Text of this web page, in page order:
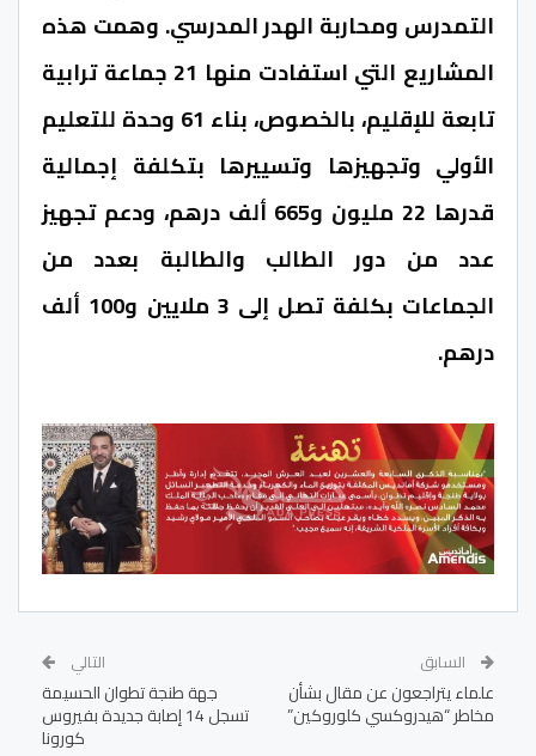
التمدرس ومحاربة الهدر المدرسي. وهمت هذه
المشاريع التي استفادت منها 21 جماعة ترابية
تابعة للإقليم، بالخصوص، بناء 61 وحدة للتعليم
الأولي وتجهيزها وتسييرها بتكلفة إجمالية
قدرها 22 مليون و665 ألف درهم، ودعم تجهيز
عدد من دور الطالب والطالبة بعدد من
الجماعات بكلفة تصل إلى 3 ملايين و100 ألف
درهم.
السابق
علماء يتراجعون عن مقال بشأن
مخاطر “هيدروكسي كلوروكين”
التالي
جهة طنجة تطوان الحسيمة
تسجل 14 إصابة جديدة بفيروس
كورونا